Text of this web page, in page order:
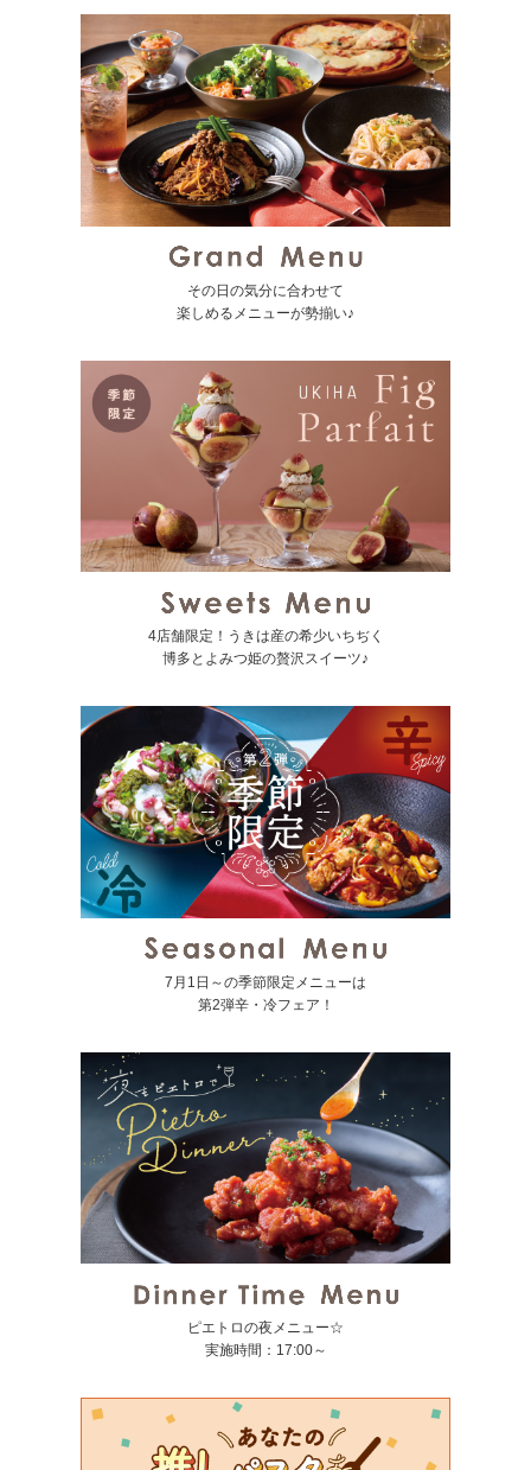
その日の気分に合わせて
楽しめるメニューが勢揃い♪
4店舗限定！うきは産の希少いちぢく
博多とよみつ姫の贅沢スイーツ♪
7月1日～の季節限定メニューは
第2弾辛・冷フェア！
ピエトロの夜メニュー☆
実施時間：17:00～